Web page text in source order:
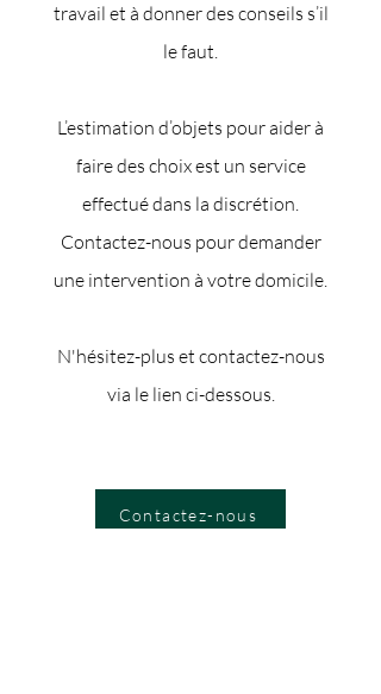
travail et à donner des conseils s’il
le faut.
L’estimation d’objets pour aider à
faire des choix est un service
effectué dans la discrétion.
Contactez-nous pour demander
une intervention à votre domicile.
N'hésitez-plus et contactez-nous
via le lien ci-dessous.
Contactez-nous